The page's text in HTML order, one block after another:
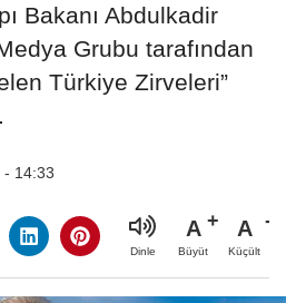
Bakanı Abdulkadir
Grubu tarafından
Türkiye Zirveleri”
- 14:33
Dinle
A
Büyüt
A
Küçült